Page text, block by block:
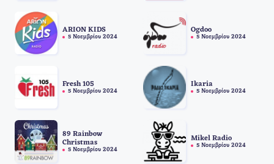
ARION KIDS
5 Νοεμβρίου 2024
Ogdoo
5 Νοεμβρίου 2024
Fresh 105
5 Νοεμβρίου 2024
Ikaria
5 Νοεμβρίου 2024
89 Rainbow
Christmas
5 Νοεμβρίου 2024
Mikel Radio
5 Νοεμβρίου 2024